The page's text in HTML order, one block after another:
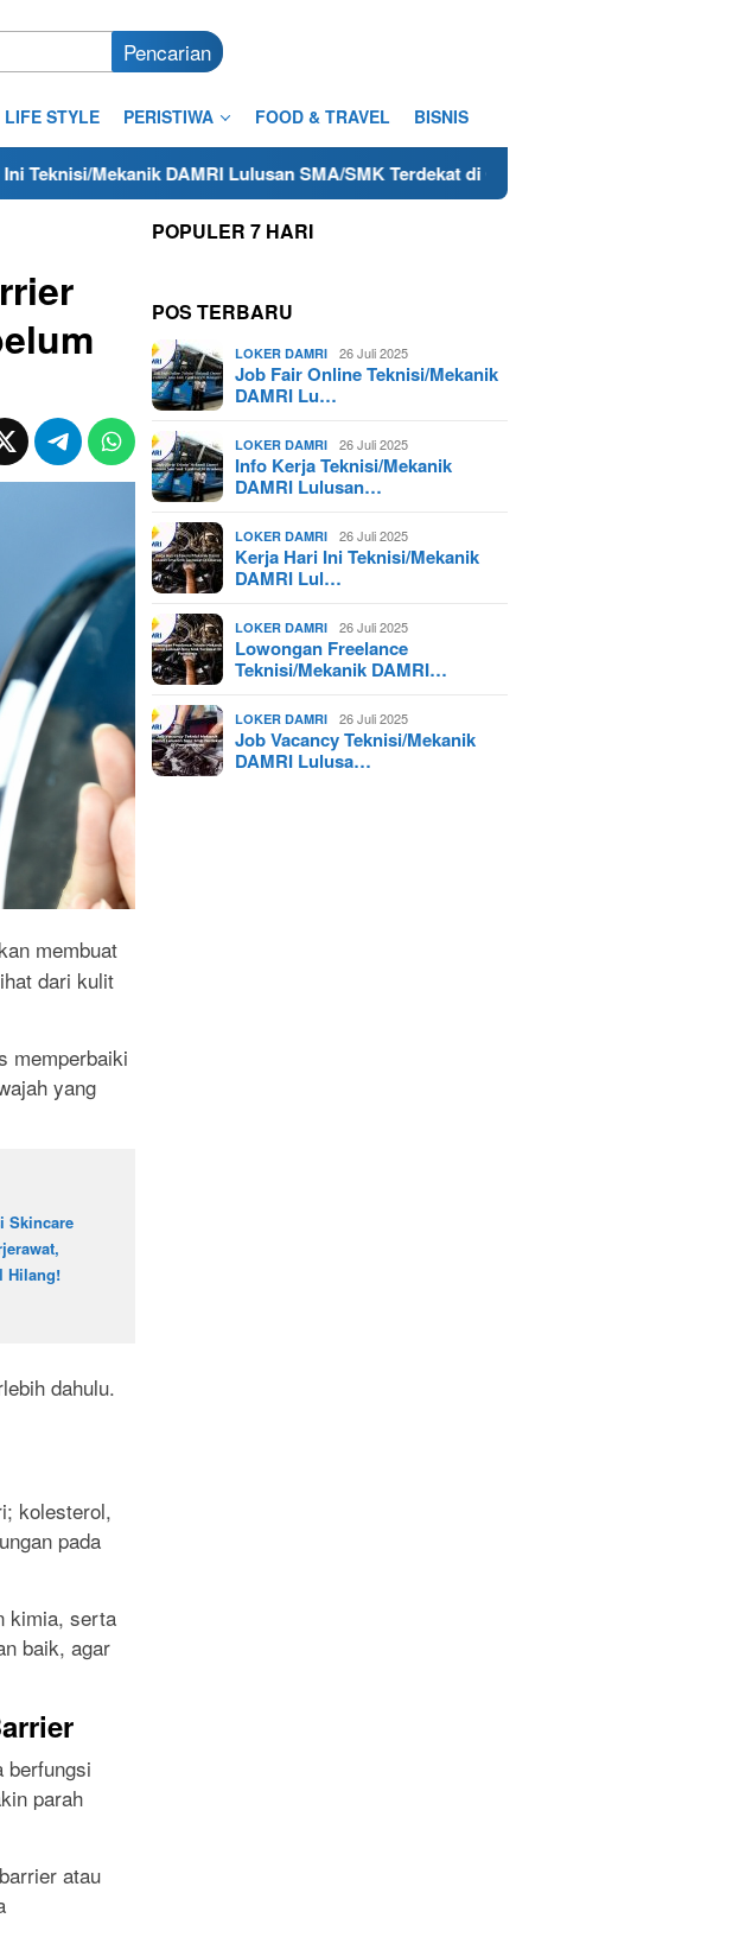
Pencarian
LIFE STYLE PERISTIWA FOOD & TRAVEL BISNIS
Lulusan SMA/SMK Terdekat di Cilacap Tahun 2025
membuat
dari kulit
memperbaiki
yang
Skincare
Hilang!
dahulu.
kolesterol,
pada
kimia, serta
baik, agar
berfungsi
parah
atau
POPULER 7 HARI
POS TERBARU
LOKER DAMRI 26 Juli 2025
Job Fair Online Teknisi/Mekanik
DAMRI Lu…
LOKER DAMRI 26 Juli 2025
Info Kerja Teknisi/Mekanik
DAMRI Lulusan…
LOKER DAMRI 26 Juli 2025
Kerja Hari Ini Teknisi/Mekanik
DAMRI Lul…
LOKER DAMRI 26 Juli 2025
Lowongan Freelance
Teknisi/Mekanik DAMRI…
LOKER DAMRI 26 Juli 2025
Job Vacancy Teknisi/Mekanik
DAMRI Lulusa…